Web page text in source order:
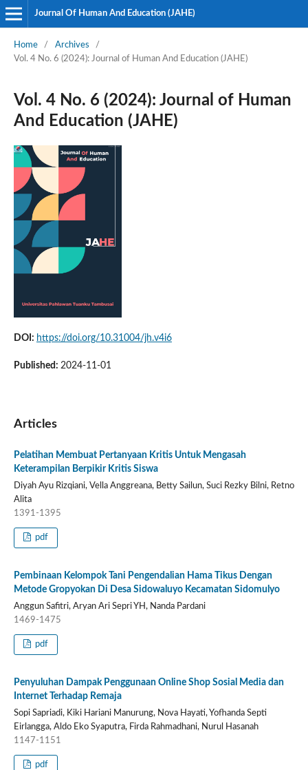
Journal Of Human And Education (JAHE)
Home / Archives
/
Vol. 4 No. 6 (2024): Journal of Human And Education (JAHE)
Vol. 4 No. 6 (2024): Journal of Human
And Education (JAHE)
DOI: https://doi.org/10.31004/jh.v4i6
Published: 2024-11-01
Articles
Pelatihan Membuat Pertanyaan Kritis Untuk Mengasah
Keterampilan Berpikir Kritis Siswa
Diyah Ayu Rizqiani, Vella Anggreana, Betty Sailun, Suci Rezky Bilni, Retno
Alita
1391-1395
pdf
Pembinaan Kelompok Tani Pengendalian Hama Tikus Dengan
Metode Gropyokan Di Desa Sidowaluyo Kecamatan Sidomulyo
Anggun Safitri, Aryan Ari Sepri YH, Nanda Pardani
1469-1475
pdf
Penyuluhan Dampak Penggunaan Online Shop Sosial Media dan
Internet Terhadap Remaja
Sopi Sapriadi, Kiki Hariani Manurung, Nova Hayati, Yofhanda Septi
Eirlangga, Aldo Eko Syaputra, Firda Rahmadhani, Nurul Hasanah
1147-1151
pdf